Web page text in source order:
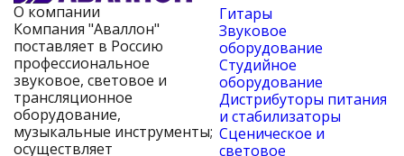
О компании
Компания "Аваллон"
поставляет в Россию
профессиональное
звуковое, световое и
трансляционное
оборудование,
музыкальные инструменты;
осуществляет
Гитары
Звуковое
оборудование
Студийное
оборудование
Дистрибуторы питания
и стабилизаторы
Сценическое и
световое